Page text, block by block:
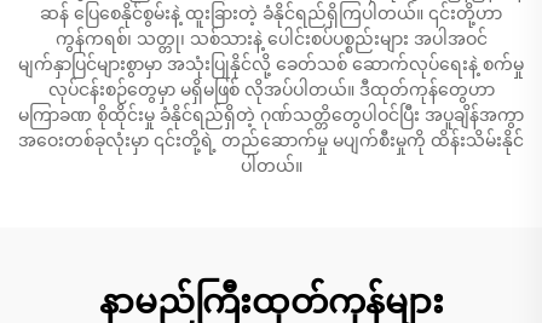
ဆန် ပြေစေနိုင်စွမ်းနဲ့ ထူးခြားတဲ့ ခံနိုင်ရည်ရှိကြပါတယ်။ ၎င်းတို့ဟာ
ကွန်ကရစ်၊ သတ္တု၊ သစ်သားနဲ့ ပေါင်းစပ်ပစ္စည်းများ အပါအဝင်
မျက်နှာပြင်များစွာမှာ အသုံးပြုနိုင်လို့ ခေတ်သစ် ဆောက်လုပ်ရေးနဲ့ စက်မှု
လုပ်ငန်းစဉ်တွေမှာ မရှိမဖြစ် လိုအပ်ပါတယ်။ ဒီထုတ်ကုန်တွေဟာ
မကြာခဏ စိုထိုင်းမှု ခံနိုင်ရည်ရှိတဲ့ ဂုဏ်သတ္တိတွေပါဝင်ပြီး အပူချိန်အကွာ
အဝေးတစ်ခုလုံးမှာ ၎င်းတို့ရဲ့ တည်ဆောက်မှု မပျက်စီးမှုကို ထိန်းသိမ်းနိုင်
ပါတယ်။
နာမည်ကြီးထုတ်ကုန်များ